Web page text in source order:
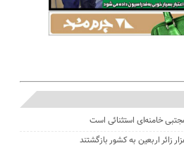
خامنه‌ای استثنائی است